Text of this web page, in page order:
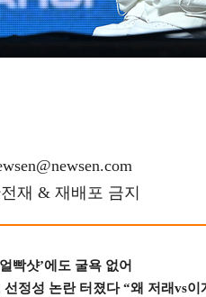
재 & 재배포 금지
빡샷’에도 굴욕 없어
정성 논란 터졌다 “왜 저래vs이